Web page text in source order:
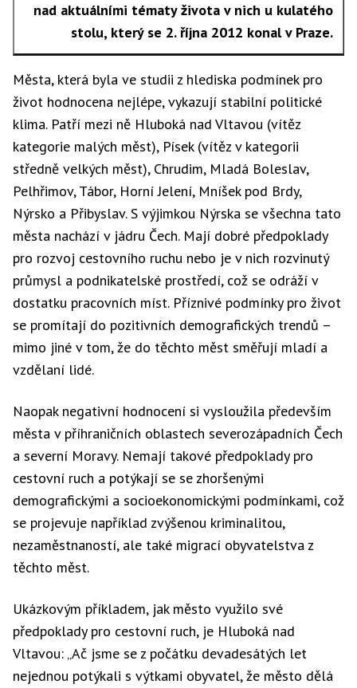
nad aktuálními tématy života v nich u kulatého
stolu, který se 2. října 2012 konal v Praze.
Města, která byla ve studii z hlediska podmínek pro
život hodnocena nejlépe, vykazují stabilní politické
klima. Patří mezi ně Hluboká nad Vltavou (vítěz
kategorie malých měst), Písek (vítěz v kategorii
středně velkých měst), Chrudim, Mladá Boleslav,
Pelhřimov, Tábor, Horní Jelení, Mníšek pod Brdy,
Nýrsko a Přibyslav. S výjimkou Nýrska se všechna tato
města nachází v jádru Čech. Mají dobré předpoklady
pro rozvoj cestovního ruchu nebo je v nich rozvinutý
průmysl a podnikatelské prostředí, což se odráží v
dostatku pracovních míst. Příznivé podmínky pro život
se promítají do pozitivních demografických trendů –
mimo jiné v tom, že do těchto měst směřují mladí a
vzdělaní lidé.
Naopak negativní hodnocení si vysloužila především
města v příhraničních oblastech severozápadních Čech
a severní Moravy. Nemají takové předpoklady pro
cestovní ruch a potýkají se se zhoršenými
demografickými a socioekonomickými podmínkami, což
se projevuje například zvýšenou kriminalitou,
nezaměstnaností, ale také migrací obyvatelstva z
těchto měst.
Ukázkovým příkladem, jak město využilo své
předpoklady pro cestovní ruch, je Hluboká nad
Vltavou: „Ač jsme se z počátku devadesátých let
nejednou potýkali s výtkami obyvatel, že město dělá